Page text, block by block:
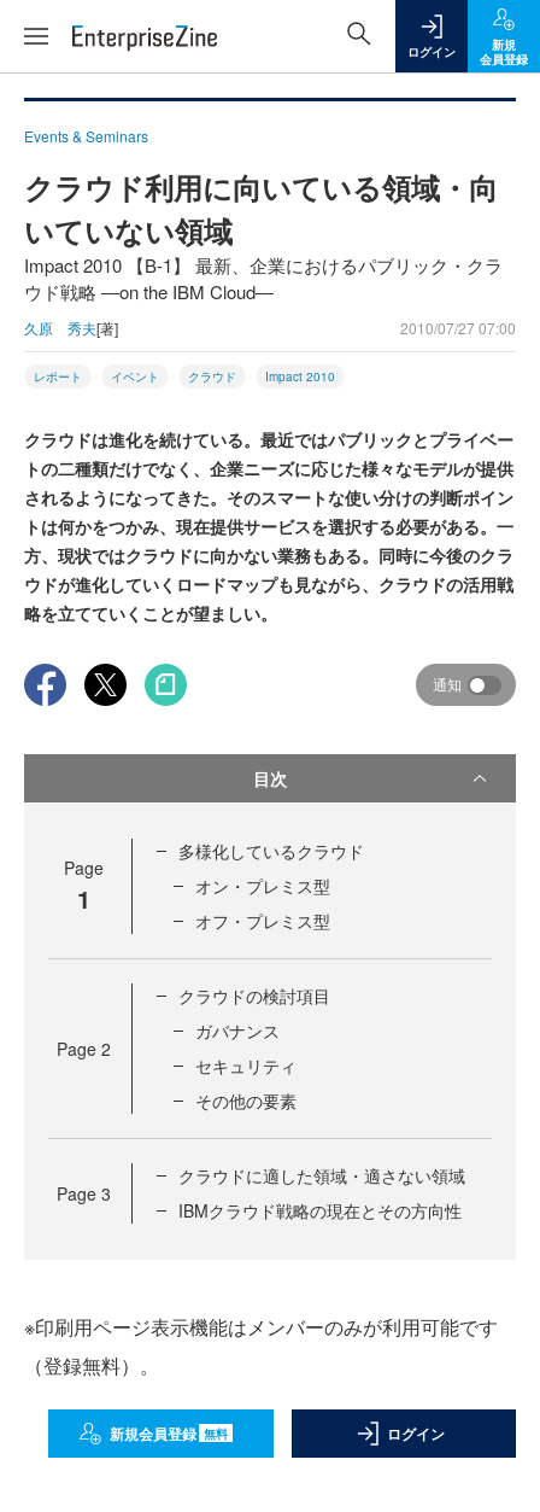
ログイン
新規
会員登録
Events & Seminars
クラウド利用に向いている領域・向
いていない領域
Impact 2010 【B-1】 最新、企業におけるパブリック・クラ
ウド戦略 ―on the IBM Cloud―
久原 秀夫[著] 2010/07/27 07:00
レポート イベント クラウド Impact 2010
クラウドは進化を続けている。最近ではパブリックとプライベー
トの二種類だけでなく、企業ニーズに応じた様々なモデルが提供
されるようになってきた。そのスマートな使い分けの判断ポイン
トは何かをつかみ、現在提供サービスを選択する必要がある。一
方、現状ではクラウドに向かない業務もある。同時に今後のクラ
ウドが進化していくロードマップも見ながら、クラウドの活用戦
略を立てていくことが望ましい。
通知
目次
Page
1
多様化しているクラウド
オン・プレミス型
オフ・プレミス型
Page 2
クラウドの検討項目
ガバナンス
セキュリティ
その他の要素
Page 3
クラウドに適した領域・適さない領域
IBMクラウド戦略の現在とその方向性
※印刷用ページ表示機能はメンバーのみが利用可能です
（登録無料）。
新規会員登録 無料 ログイン